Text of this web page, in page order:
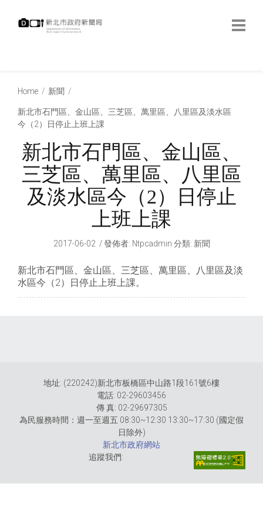
Home 新聞
新北市石門區、金山區、三芝區、萬里區、八里區及淡水區
今（2）日停止上班上課
新北市石門區、金山區、
三芝區、萬里區、八里區
及淡水區今（2）日停止
上班上課
2017-06-02 發佈者: Ntpcadmin 分類: 新聞
新北市石門區、金山區、三芝區、萬里區、八里區及淡
水區今（2）日停止上班上課。
地址: (220242)新北市板橋區中山路1段161號6樓
電話: 02-29603456
傳 真: 02-29697305
為民服務時間：週一至週五 08:30~12:30 13:30~17:30 (國定假
日除外)
新北市政府網站
追蹤我們: